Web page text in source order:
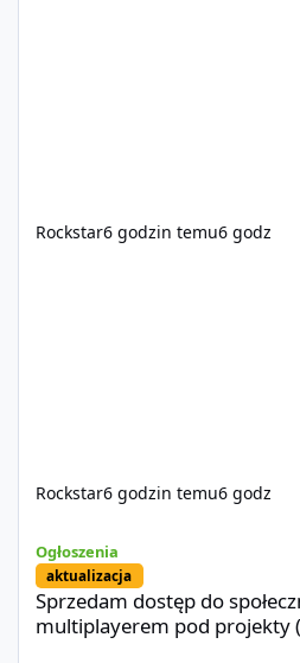
Rockstar6 godzin temu6 godz
Rockstar6 godzin temu6 godz
Ogłoszenia
aktualizacja
Sprzedam dostęp do
multiplayerem pod projekty